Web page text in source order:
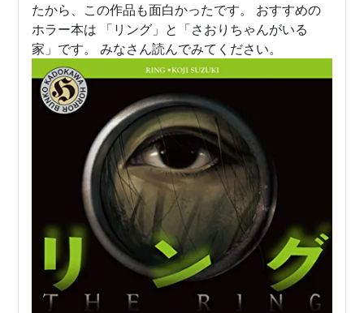
たから、この作品も面白かったです。 おすすめの
ホラー本は 「リング」と「さおりちゃんがいる
家」です。 みなさん読んでみてください。